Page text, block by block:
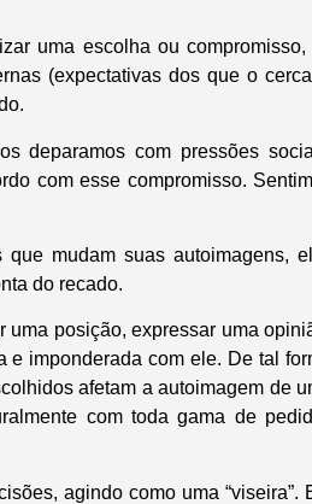
uma escolha ou compromisso,
(expectativas dos que o
deparamos com pressões
com esse compromisso.
mudam suas autoimagens,
do recado.
uma posição, expressar uma
e imponderada com ele. De tal
afetam a autoimagem de
com toda gama de
agindo como uma “viseira”.